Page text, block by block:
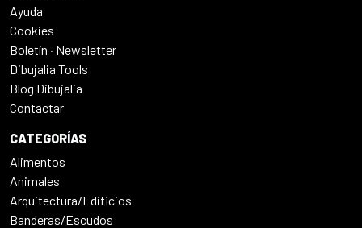
Ayuda
Cookies
Boletín · Newsletter
Dibujalia Tools
Blog Dibujalia
Contactar
CATEGORÍAS
Alimentos
Animales
Arquitectura/Edificios
Banderas/Escudos